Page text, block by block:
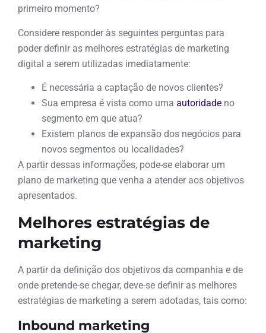
primeiro momento?
Considere responder às seguintes perguntas para
poder definir as melhores estratégias de marketing
digital a serem utilizadas imediatamente:
É necessária a captação de novos clientes?
Sua empresa é vista como uma autoridade no
segmento em que atua?
Existem planos de expansão dos negócios para
novos segmentos ou localidades?
A partir dessas informações, pode-se elaborar um
plano de marketing que venha a atender aos objetivos
apresentados.
Melhores estratégias de
marketing
A partir da definição dos objetivos da companhia e de
onde pretende-se chegar, deve-se definir as melhores
estratégias de marketing a serem adotadas, tais como:
Inbound marketing